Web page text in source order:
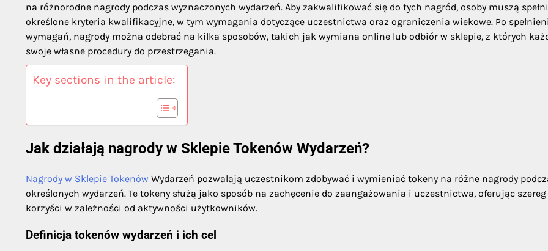
na różnorodne nagrody podczas wyznaczonych wydarzeń. Aby zakwalifikować się do tych nagród, osoby muszą
określone kryteria kwalifikacyjne, w tym wymagania dotyczące uczestnictwa oraz ograniczenia wiekowe. Po
wymagań, nagrody można odebrać na kilka sposobów, takich jak wymiana online lub odbiór w sklepie, z których
swoje własne procedury do przestrzegania.
Key sections in the article:
Jak działają nagrody w Sklepie Tokenów Wydarzeń?
Nagrody w Sklepie Tokenów Wydarzeń pozwalają uczestnikom zdobywać i wymieniać tokeny na różne nagrody
określonych wydarzeń. Te tokeny służą jako sposób na zachęcenie do zaangażowania i uczestnictwa, oferując szereg
korzyści w zależności od aktywności użytkowników.
Definicja tokenów wydarzeń i ich cel